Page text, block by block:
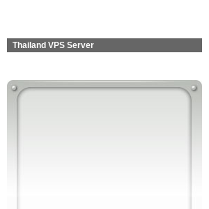
Thailand VPS Server